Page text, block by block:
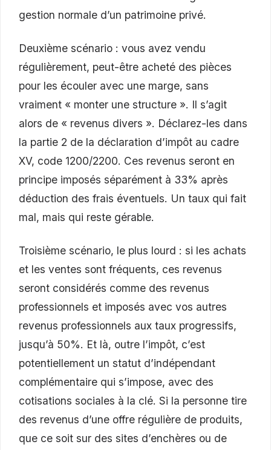
gestion normale d’un patrimoine privé.
Deuxième scénario : vous avez vendu
régulièrement, peut-être acheté des pièces
pour les écouler avec une marge, sans
vraiment « monter une structure ». Il s’agit
alors de « revenus divers ». Déclarez-les dans
la partie 2 de la déclaration d’impôt au cadre
XV, code 1200/2200. Ces revenus seront en
principe imposés séparément à 33% après
déduction des frais éventuels. Un taux qui fait
mal, mais qui reste gérable.
Troisième scénario, le plus lourd : si les achats
et les ventes sont fréquents, ces revenus
seront considérés comme des revenus
professionnels et imposés avec vos autres
revenus professionnels aux taux progressifs,
jusqu’à 50%. Et là, outre l’impôt, c’est
potentiellement un statut d’indépendant
complémentaire qui s’impose, avec des
cotisations sociales à la clé. Si la personne tire
des revenus d’une offre régulière de produits,
que ce soit sur des sites d’enchères ou de